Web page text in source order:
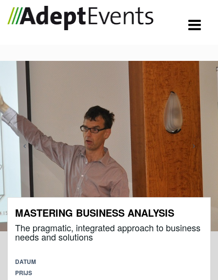
MASTERING BUSINESS ANALYSIS
The pragmatic, integrated approach to business
needs and solutions
DATUM
PRIJS